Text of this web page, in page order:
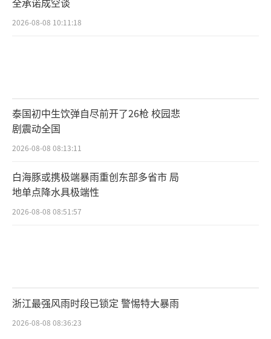
2026-08-08 10:11:18
泰国初中生饮弹自尽前开了26枪 校园悲
剧震动全国
2026-08-08 08:13:11
白海豚或携极端暴雨重创东部多省市 局
地单点降水具极端性
2026-08-08 08:51:57
浙江最强风雨时段已锁定 警惕特大暴雨
2026-08-08 08:36:23